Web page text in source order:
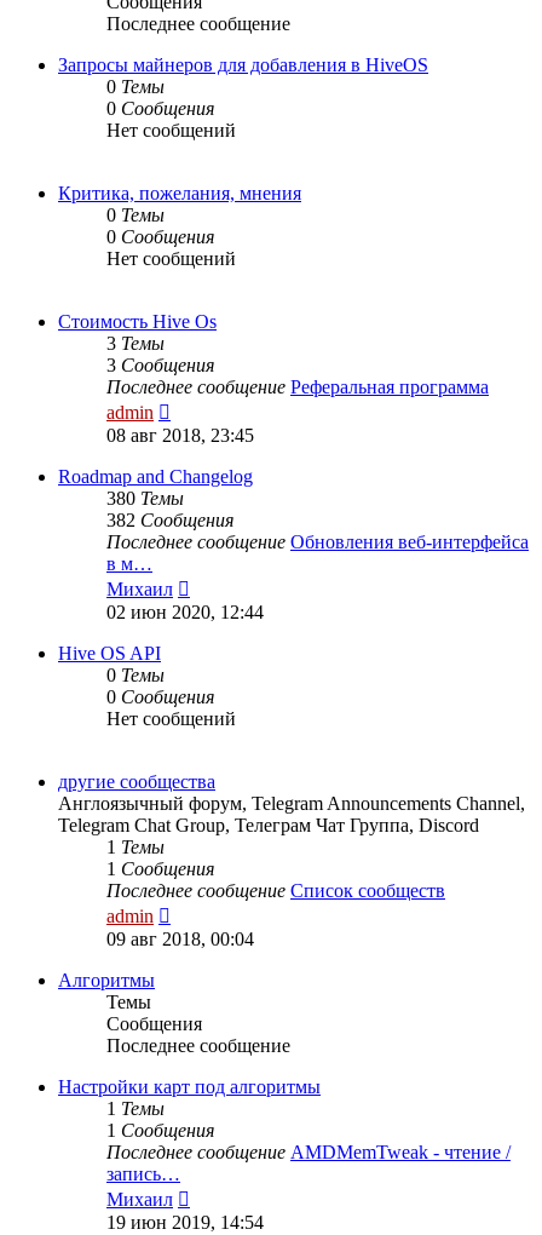
Последнее сообщение
Запросы майнеров для добавления в HiveOS
0 Темы
0 Сообщения
Нет сообщений
Критика, пожелания, мнения
0 Темы
0 Сообщения
Нет сообщений
Стоимость Hive Os
3 Темы
3 Сообщения
Последнее сообщение Реферальная программа
admin
к
сообщению
08 авг 2018, 23:45
Roadmap and Changelog
380 Темы
382 Сообщения
Последнее сообщение Обновления веб-интерфейса
в м…
Михаил
к
02 июн 2020, 12:44
Hive OS API
0 Темы
0 Сообщения
Нет сообщений
другие сообщества
Англоязычный форум, Telegram Announcements Channel,
Telegram Chat Group, Телеграм Чат Группа, Discord
1 Темы
1 Сообщения
Последнее сообщение Список сообществ
admin
к
09 авг 2018, 00:04
Алгоритмы
Темы
Сообщения
Последнее сообщение
Настройки карт под алгоритмы
1 Темы
1 Сообщения
Последнее сообщение AMDMemTweak - чтение /
запись…
Михаил
к
19 июн 2019, 14:54